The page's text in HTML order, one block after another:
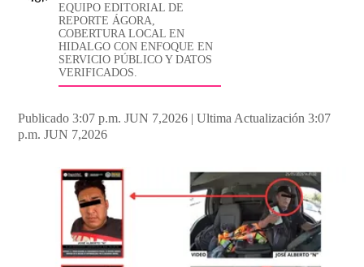
EQUIPO EDITORIAL DE
REPORTE ÁGORA,
COBERTURA LOCAL EN
HIDALGO CON ENFOQUE EN
SERVICIO PÚBLICO Y DATOS
VERIFICADOS.
Publicado 3:07 p.m. JUN 7,2026 | Ultima Actualización 3:07
p.m. JUN 7,2026